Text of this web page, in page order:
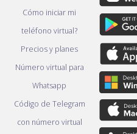
Cómo iniciar mi
teléfono virtual?
Precios y planes
Número virtual para
Whatsapp
Código de Telegram
con número virtual